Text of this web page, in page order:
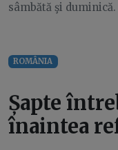
sâmbătă şi
ROMÂNIA
Șapte
înaintea